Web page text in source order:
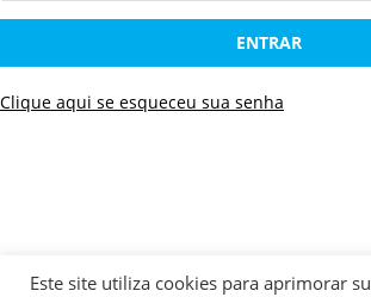
Este site utiliza cookies para aprimorar
ENTRAR
Clique aqui se esqueceu sua senha